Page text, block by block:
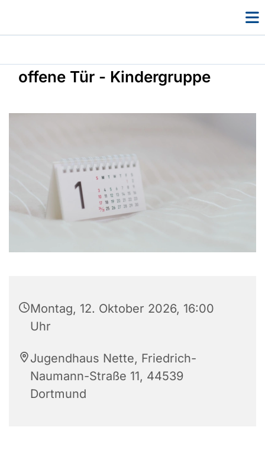
offene Tür - Kindergruppe
Montag, 12. Oktober 2026, 16:00
Uhr
Jugendhaus Nette, Friedrich-
Naumann-Straße 11, 44539
Dortmund